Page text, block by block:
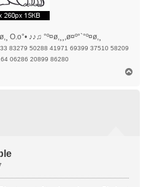
O.o°• ♪♪♫ °º¤ø,¸¸,ø¤º°`°º¤ø,¸
83279 50288 41971 69399 37510 58209
06286 20899 86280